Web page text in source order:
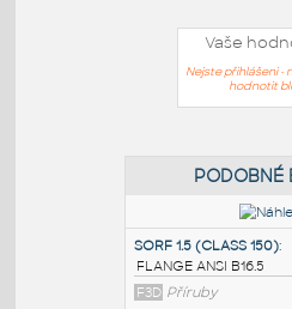
Vaše
Nejste přihlášeni -
hodnotit